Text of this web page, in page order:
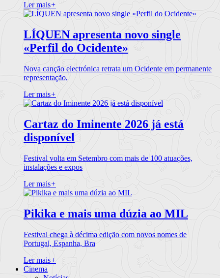
Ler mais+
LÍQUEN apresenta novo single
«Perfil do Ocidente»
Nova canção electrónica retrata um Ocidente em permanente
representação,
Ler mais+
Cartaz do Iminente 2026 já está
disponível
Festival volta em Setembro com mais de 100 atuações,
instalações e expos
Ler mais+
Pikika e mais uma dúzia ao MIL
Festival chega à décima edição com novos nomes de
Portugal, Espanha, Bra
Ler mais+
Cinema